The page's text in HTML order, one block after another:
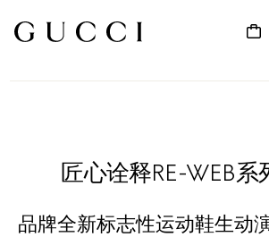
匠心诠释RE-WEB系
品牌全新标志性运动鞋生动